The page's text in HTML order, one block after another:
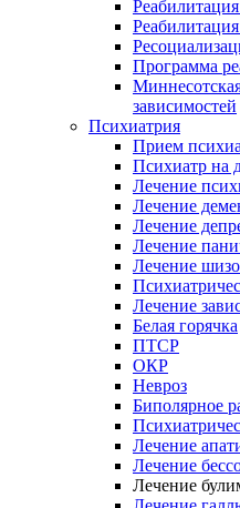
Программа
зависимостей
Психиатрия
Прием
Психиатр на
Лечение
Лечение
Лечение
Лечение
Лечение
Лечение
Белая горячка
ПТСР
ОКР
Невроз
Биполярное
Лечение
Лечение
Лечение